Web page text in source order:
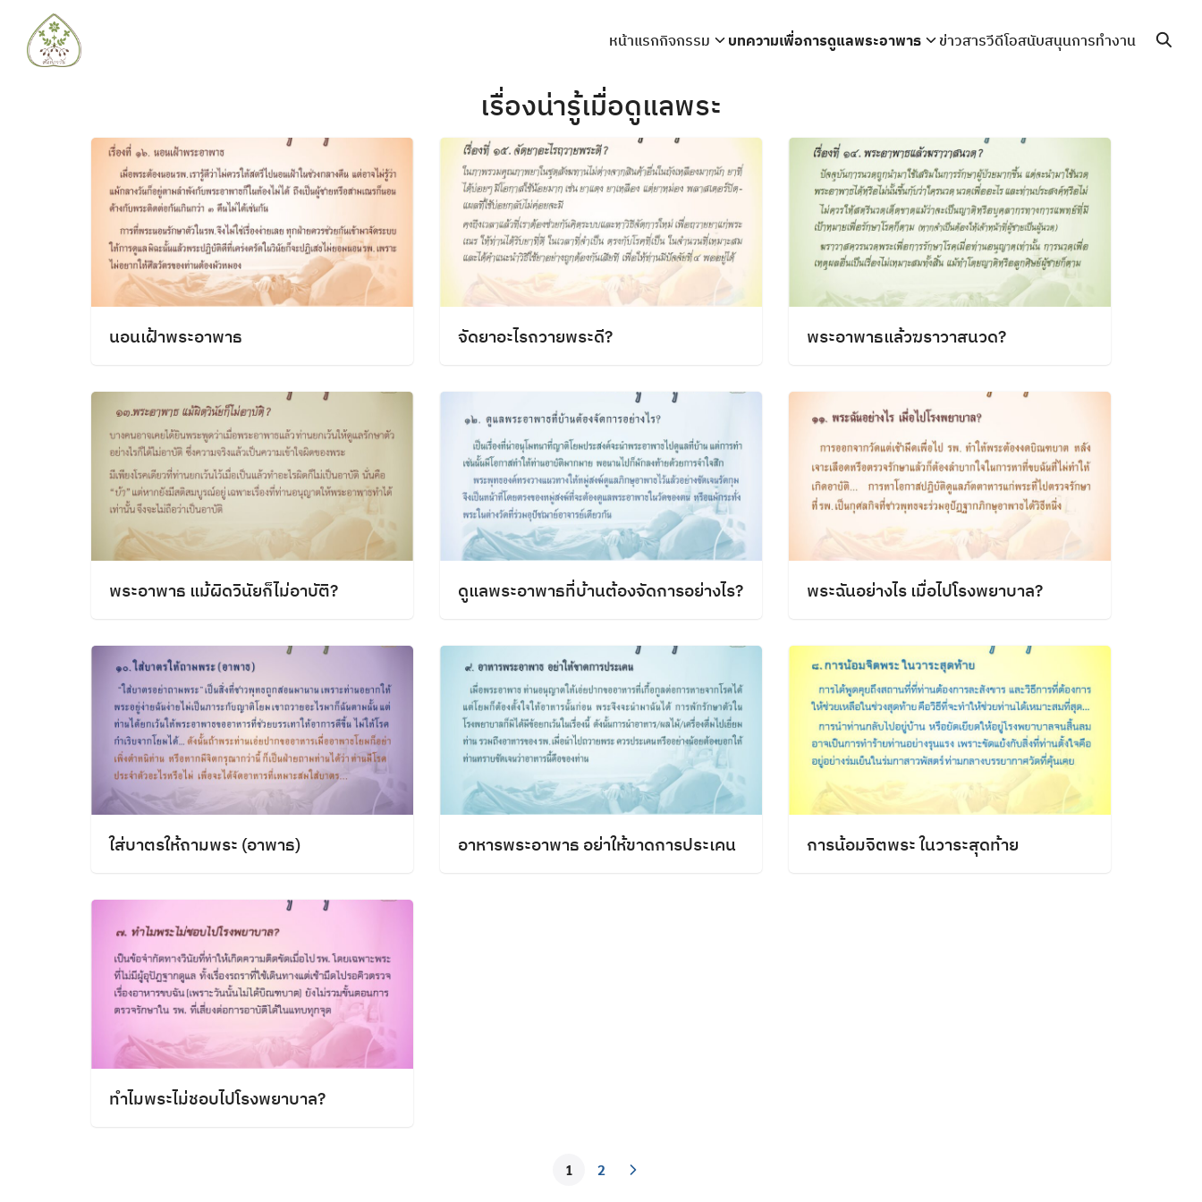
content
หน้าแรกกิจกรรม บทความเพื่อการดูแลพระอาพาธ ข่าวสารวีดีโอสนับสนุนการทำงาน
เรื่องน่ารู้เมื่อดูแลพระ
นอนเฝ้าพระอาพาธ จัดยาอะไรถวายพระดี? พระอาพาธแล้วฆราวาสนวด?
พระอาพาธ แม้ผิดวินัยก็ไม่อาบัติ? ดูแลพระอาพาธที่บ้านต้องจัดการอย่างไร? พระฉันอย่างไร เมื่อไปโรงพยาบาล?
ใส่บาตรให้ถามพระ (อาพาธ) อาหารพระอาพาธ อย่าให้ขาดการประเคน การน้อมจิตพระ ในวาระสุดท้าย
ทำไมพระไม่ชอบไปโรงพยาบาล?
1 2